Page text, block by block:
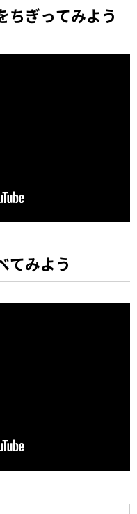
ちぎってみよう
てみよう